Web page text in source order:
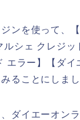
ンを使って、
ルシェ クレジ
エラー】【ダ
ることにしまし
ダイエーオン